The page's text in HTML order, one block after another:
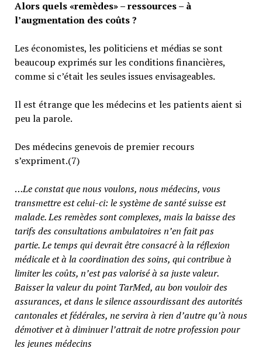
Alors quels «remèdes» – ressources – à
l’augmentation des coûts ?
Les économistes, les politiciens et médias se sont
beaucoup exprimés sur les conditions financières,
comme si c’était les seules issues envisageables.
Il est étrange que les médecins et les patients aient si
peu la parole.
Des médecins genevois de premier recours
s’expriment.(7)
…Le constat que nous voulons, nous médecins, vous
transmettre est celui-ci: le système de santé suisse est
malade. Les remèdes sont complexes, mais la baisse des
tarifs des consultations ambulatoires n’en fait pas
partie.Le temps qui devrait être consacré à la réflexion
médicale et à la coordination des soins, qui contribue à
limiter les coûts, n’est pas valorisé à sa juste valeur.
Baisser la valeur du point TarMed, au bon vouloir des
assurances, et dans le silence assourdissant des autorités
cantonales et fédérales, ne servira à rien d’autre qu’à nous
démotiver et à diminuer l’attrait de notre profession pour
les jeunes médecins